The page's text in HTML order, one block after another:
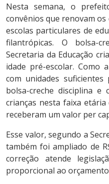
Nesta semana, o
convênios que renovam
escolas particulares de
filantrópicas. O bolsa-
Secretaria da Educação
idade pré-escolar. Como
com unidades
bolsa-creche disciplina e
crianças nesta faixa
receberam um valor per
Esse valor, segundo a
também foi ampliado de
correção atende
proporcional ao